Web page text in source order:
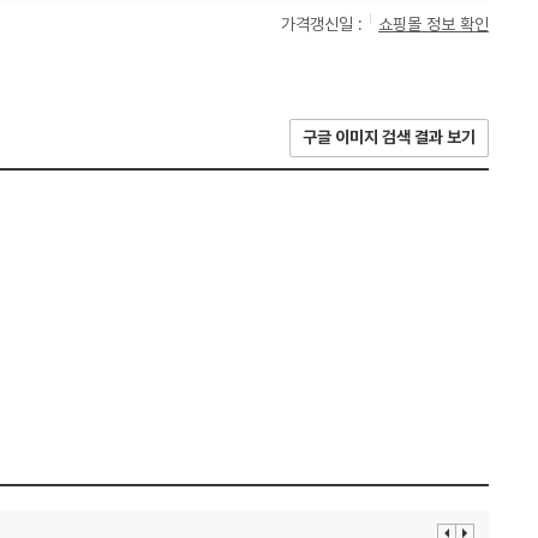
가격갱신일 : 쇼핑몰 정보 확인
구글 이미지 검색 결과 보기